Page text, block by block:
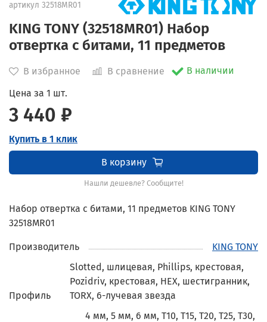
артикул 32518MR01
KING TONY (32518MR01) Набор
отвертка с битами, 11 предметов
В избранное В сравнение
В наличии
Цена за 1 шт.
3 440 ₽
Купить в 1 клик
В корзину
Нашли дешевле? Сообщите!
Набор отвертка с битами, 11 предметов KING TONY
32518MR01
Производитель KING TONY
Профиль
Slotted, шлицевая, Phillips, крестовая,
Pozidriv, крестовая, HEX, шестигранник,
TORX, 6-лучевая звезда
4 мм, 5 мм, 6 мм, T10, T15, T20, T25, T30,